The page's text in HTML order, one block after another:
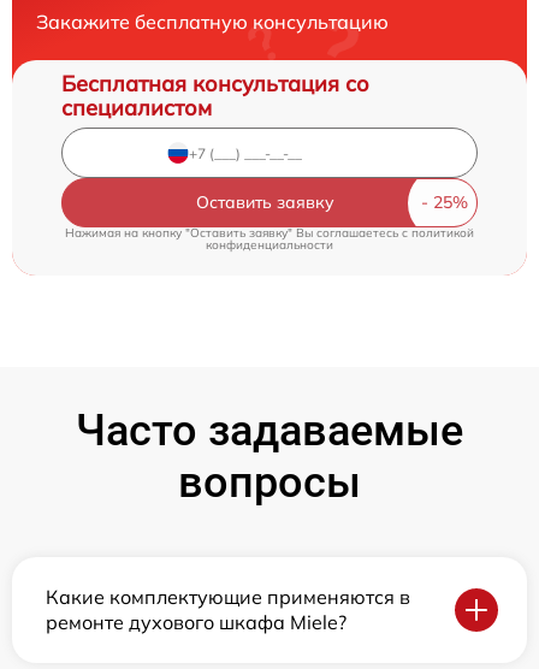
Закажите бесплатную консультацию
Бесплатная консультация со
специалистом
Оставить заявку
Нажимая на кнопку "Оставить заявку" Вы соглашаетесь cполитикой
конфиденциальности
Часто задаваемые
вопросы
Какие комплектующие применяются в
ремонте духового шкафа Miele?